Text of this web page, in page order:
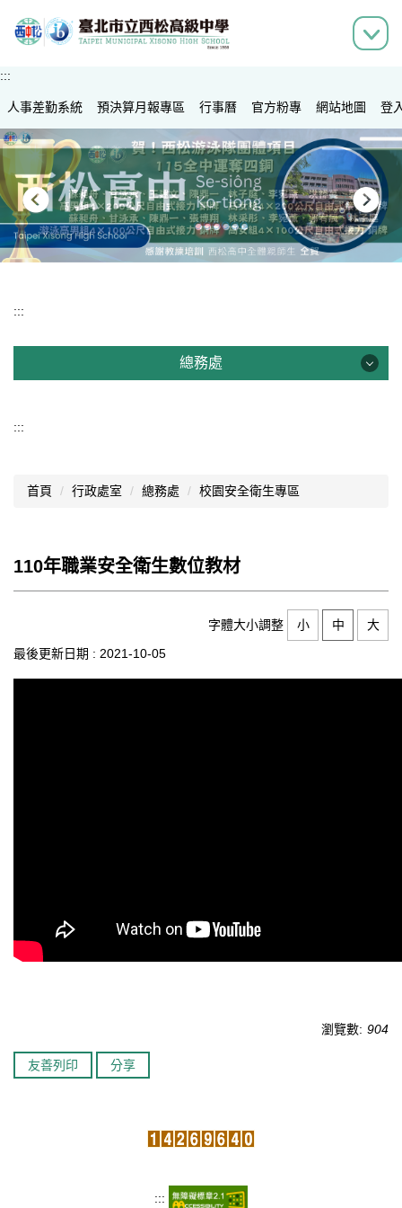
到
容
區
:::
人事差勤系統 預決算月報專區 行事曆 官方粉專 網站地圖 登
:::
總務處
公文處理
校務會議紀錄
年度計畫
:::
首頁 行政處室 總務處 校園安全衛生專區
110年職業安全衛生數位教材
字體大小調整 小 中
大
最後更新日期 : 2021-10-05
瀏覽數: 904
友善列印 分享
:::